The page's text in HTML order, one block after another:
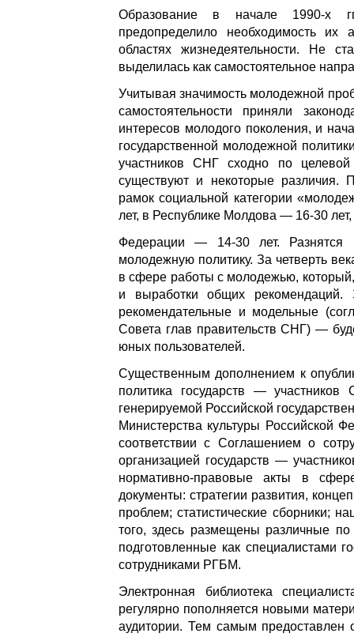
Образование в начале 1990-х
предопределило необходимость их
областях жизнедеятельности. Не
выделилась как самостоятельное
Учитывая значимость молодежной
самостоятельности приняли
интересов молодого поколения, и
государственной молодежной
участников СНГ сходно по
существуют и некоторые различия.
рамок социальной категории
лет, в Республике Молдова — 16-30
Федерации — 14-30 лет. Разнятся
молодежную политику. За четверть
в сфере работы с молодежью,
и выработки общих рекомендаций.
рекомендательные и модельные
Совета глав правительств СНГ) —
юных пользователей.
Существенным дополнением к
политика государств —
генерируемой Российской
Министерства культуры Российской
соответствии с Соглашением о
организацией государств —
нормативно-правовые акты в
документы: стратегии развития,
проблем; статистические сборники;
того, здесь размещены различные по
подготовленные как специалистами
сотрудниками РГБМ.
Электронная библиотека
регулярно пополняется новыми
аудитории. Тем самым предоставлен